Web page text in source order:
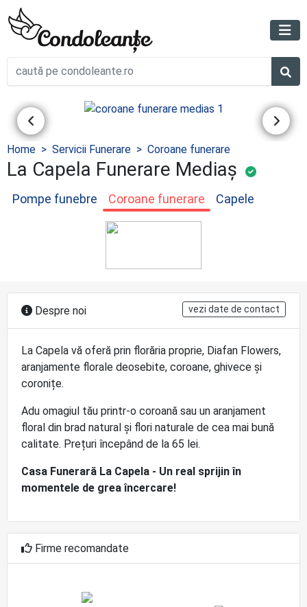
Home Servicii Funerare Coroane funerare
La Capela Funerare Mediaș
Pompe funebre Coroane funerare Capele
Despre noi vezi date de contact
La Capela vă oferă prin florăria proprie, Diafan Flowers,
aranjamente florale deosebite, coroane, ghivece și
coronițe.
Adu omagiul tău printr-o coroană sau un aranjament
floral din brad natural și flori naturale de cea mai bună
calitate. Prețuri începând de la 65 lei.
Casa Funerară La Capela - Un real sprijin în
momentele de grea încercare!
Firme recomandate